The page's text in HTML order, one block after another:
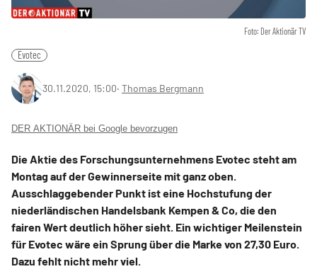
Foto: Der Aktionär TV
Evotec
30.11.2020, 15:00‧ Thomas Bergmann
DER AKTIONÄR bei Google bevorzugen
Die Aktie des Forschungsunternehmens Evotec steht am
Montag auf der Gewinnerseite mit ganz oben.
Ausschlaggebender Punkt ist eine Hochstufung der
niederländischen Handelsbank Kempen & Co, die den
fairen Wert deutlich höher sieht. Ein wichtiger Meilenstein
für Evotec wäre ein Sprung über die Marke von 27,30 Euro.
Dazu fehlt nicht mehr viel.